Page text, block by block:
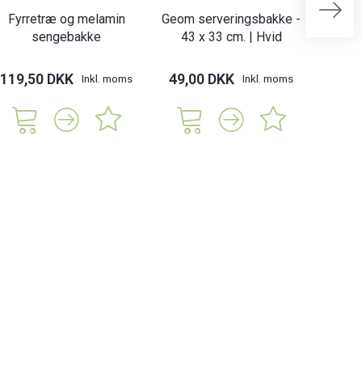
Fyrretræ og melamin
sengebakke
119,50 DKK Inkl. moms
Geom serveringsbakke -
43 x 33 cm. | Hvid
49,00 DKK Inkl. moms